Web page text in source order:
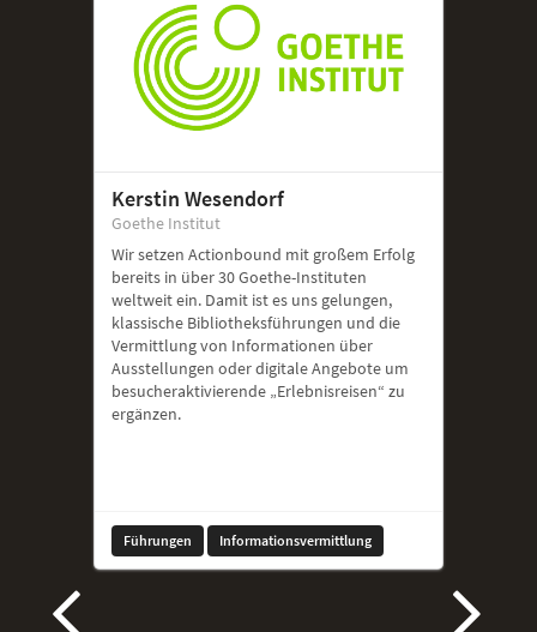
Kerstin Wesendorf
Goethe Institut
Wir setzen Actionbound mit großem Erfolg
bereits in über 30 Goethe-Instituten
weltweit ein. Damit ist es uns gelungen,
klassische Bibliotheksführungen und die
Vermittlung von Informationen über
Ausstellungen oder digitale Angebote um
besucheraktivierende „Erlebnisreisen“ zu
ergänzen.
Führungen Informationsvermittlung